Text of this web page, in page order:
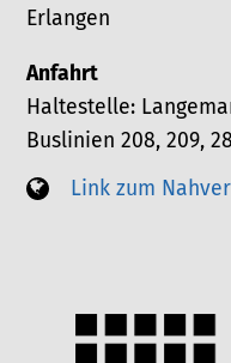
Erlangen
Anfahrt
Haltestelle:
Buslinien 208, 209,
Link zum